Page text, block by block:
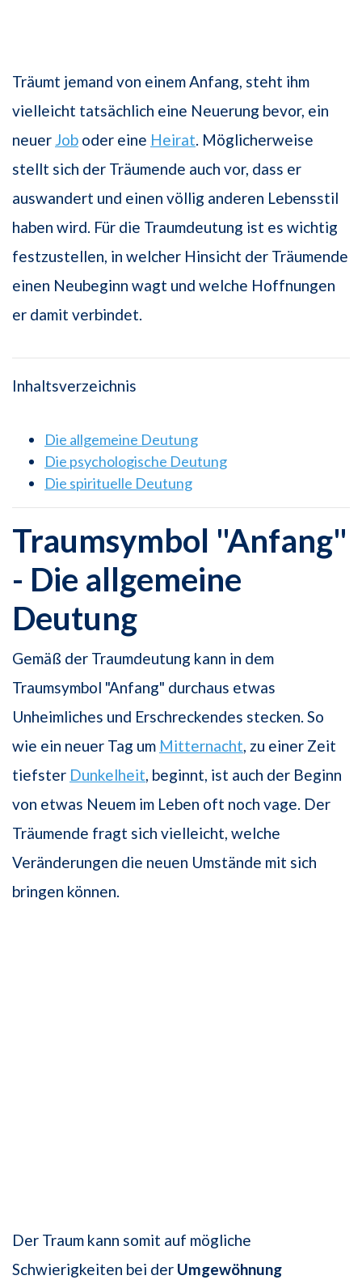
Träumt jemand von einem Anfang, steht ihm
vielleicht tatsächlich eine Neuerung bevor, ein
neuer Job oder eine Heirat. Möglicherweise
stellt sich der Träumende auch vor, dass er
auswandert und einen völlig anderen Lebensstil
haben wird. Für die Traumdeutung ist es wichtig
festzustellen, in welcher Hinsicht der Träumende
einen Neubeginn wagt und welche Hoffnungen
er damit verbindet.
Inhaltsverzeichnis
Die allgemeine Deutung
Die psychologische Deutung
Die spirituelle Deutung
Traumsymbol "Anfang"
- Die allgemeine
Deutung
Gemäß der Traumdeutung kann in dem
Traumsymbol "Anfang" durchaus etwas
Unheimliches und Erschreckendes stecken. So
wie ein neuer Tag um Mitternacht, zu einer Zeit
tiefster Dunkelheit, beginnt, ist auch der Beginn
von etwas Neuem im Leben oft noch vage. Der
Träumende fragt sich vielleicht, welche
Veränderungen die neuen Umstände mit sich
bringen können.
Der Traum kann somit auf mögliche
Schwierigkeiten bei der Umgewöhnung